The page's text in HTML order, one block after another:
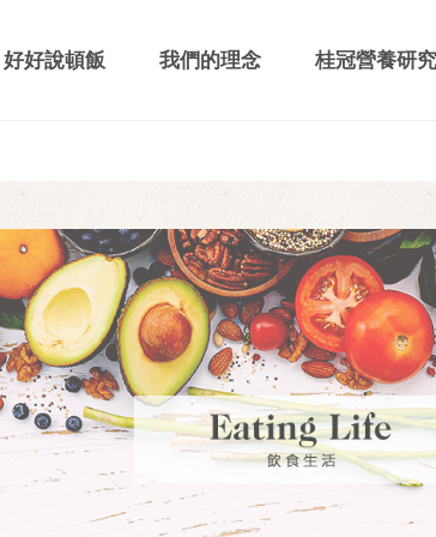
好好說頓飯 我們的理念 桂冠營養研